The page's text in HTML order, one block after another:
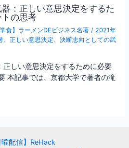
：正しい意思決定をするた
の思考
学食】ラーメンDEビジネス名著 / 2021年
、正しい意思決定 、決断志向としての武
正しい意思決定をするために必要
本記事では、京都大学で著者の滝
曜配信】ReHack